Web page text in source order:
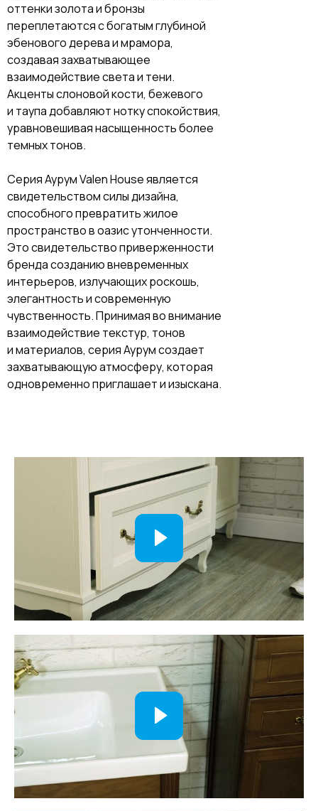
оттенки золота и бронзы
переплетаются с богатым глубиной
эбенового дерева и мрамора,
создавая захватывающее
взаимодействие света и тени.
Акценты слоновой кости, бежевого
и таупа добавляют нотку спокойствия,
уравновешивая насыщенность более
темных тонов.
Серия Аурум Valen House является
свидетельством силы дизайна,
способного превратить жилое
пространство в оазис утонченности.
Это свидетельство приверженности
бренда созданию вневременных
интерьеров, излучающих роскошь,
элегантность и современную
чувственность. Принимая во внимание
взаимодействие текстур, тонов
и материалов, серия Аурум создает
захватывающую атмосферу, которая
одновременно приглашает и изыскана.